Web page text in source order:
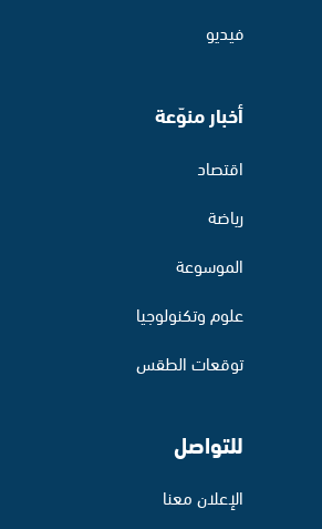
فيديو
أخبار منوّعة
اقتصاد
رياضة
الموسوعة
علوم وتكنولوجيا
توقعات الطقس
للتواصل
الإعلان معنا